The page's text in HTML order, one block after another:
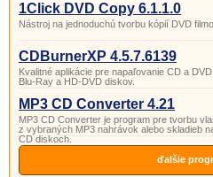
1Click DVD Copy 6.1.1.0
Nástroj na jednoduchú tvorbu kópií DVD
CDBurnerXP 4.5.7.6139
Kvalitné aplikácie pre napaľovanie CD a
Blu-Ray a HD-DVD diskov.
MP3 CD Converter 4.21
MP3 CD Converter je program pre tvorbu
z vybraných MP3 nahrávok alebo skladieb
CD diskoch.
ďalšie